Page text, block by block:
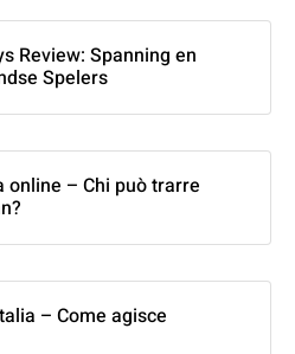
Review: Spanning en
Spelers
online – Chi può trarre
– Come agisce